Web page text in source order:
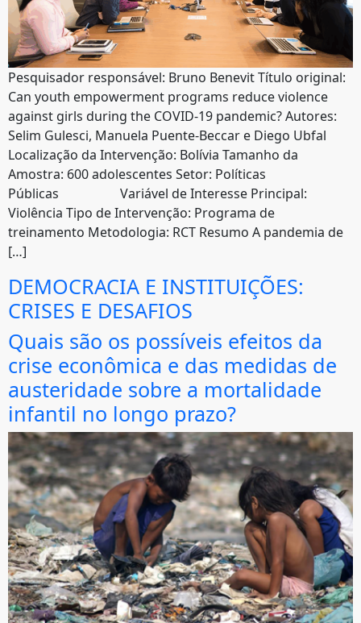
Pesquisador responsável: Bruno Benevit Título original:
Can youth empowerment programs reduce violence
against girls during the COVID-19 pandemic? Autores:
Selim Gulesci, Manuela Puente-Beccar e Diego Ubfal
Localização da Intervenção: Bolívia Tamanho da
Amostra: 600 adolescentes Setor: Políticas
Públicas Variável de Interesse Principal:
Violência Tipo de Intervenção: Programa de
treinamento Metodologia: RCT Resumo A pandemia de
[…]
DEMOCRACIA E INSTITUIÇÕES:
CRISES E DESAFIOS
Quais são os possíveis efeitos da
crise econômica e das medidas de
austeridade sobre a mortalidade
infantil no longo prazo?